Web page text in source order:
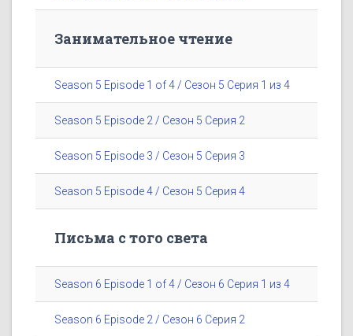
Занимательное чтение
Season 5 Episode 1 of 4 / Сезон 5 Серия 1 из 4
Season 5 Episode 2 / Сезон 5 Серия 2
Season 5 Episode 3 / Сезон 5 Серия 3
Season 5 Episode 4 / Сезон 5 Серия 4
Письма с того света
Season 6 Episode 1 of 4 / Сезон 6 Серия 1 из 4
Season 6 Episode 2 / Сезон 6 Серия 2